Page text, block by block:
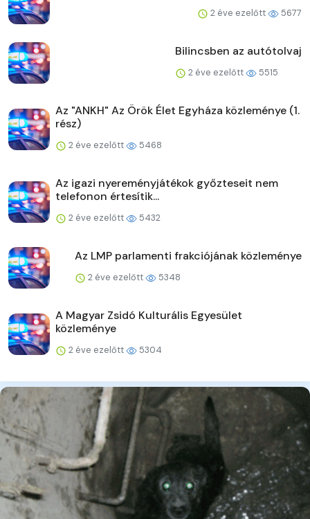
2 éve ezelőtt 5677
Bilincsben az autótolvaj
2 éve ezelőtt 5515
Az "ANKH" Az Örök Élet Egyháza közleménye (1.
rész)
2 éve ezelőtt 5468
Az igazi nyereményjátékok győzteseit nem
telefonon értesítik...
2 éve ezelőtt 5432
Az LMP parlamenti frakciójának közleménye
2 éve ezelőtt 5348
A Magyar Zsidó Kulturális Egyesület
közleménye
2 éve ezelőtt 5304